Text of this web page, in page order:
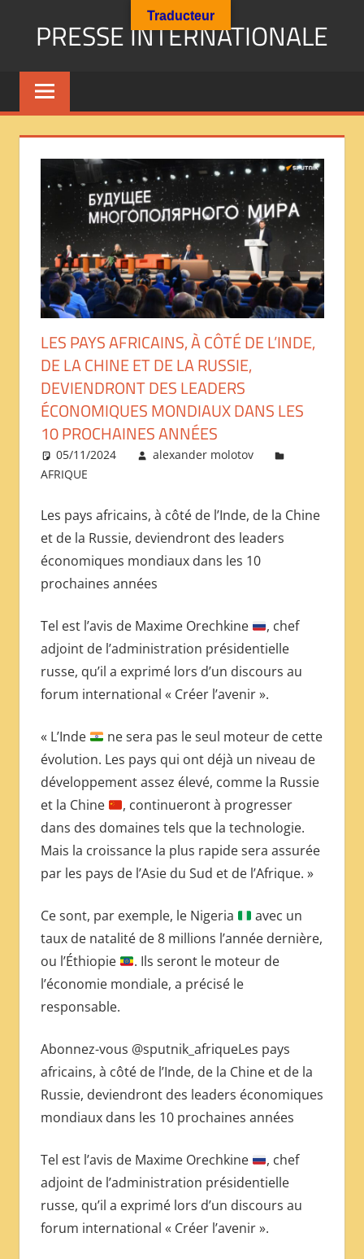
PRESSE INTERNATIONALE
Presse
Internationale
Géopolitique
Immigration
Emploi
Economie
Géostratégie-
INTERNATIONAL
PRESS
REVIEW
——
ОБЗОР
МЕЖДУНАРОДНОЙ
ПРЕССЫ
LES PAYS AFRICAINS, À CÔTÉ DE L’INDE,
DE LA CHINE ET DE LA RUSSIE,
DEVIENDRONT DES LEADERS
ÉCONOMIQUES MONDIAUX DANS LES
10 PROCHAINES ANNÉES
05/11/2024
alexander molotov
AFRIQUE
Les pays africains, à côté de l’Inde, de la Chine
et de la Russie, deviendront des leaders
économiques mondiaux dans les 10
prochaines années
Tel est l’avis de Maxime Orechkine
, chef
adjoint de l’administration présidentielle
russe, qu’il a exprimé lors d’un discours au
forum international « Créer l’avenir ».
« L’Inde
ne sera pas le seul moteur de cette
évolution. Les pays qui ont déjà un niveau de
développement assez élevé, comme la Russie
et la Chine
, continueront à progresser
dans des domaines tels que la technologie.
Mais la croissance la plus rapide sera assurée
par les pays de l’Asie du Sud et de l’Afrique. »
Ce sont, par exemple, le Nigeria
avec un
taux de natalité de 8 millions l’année dernière,
ou l’Éthiopie
. Ils seront le moteur de
l’économie mondiale, a précisé le
responsable.
Abonnez-vous @sputnik_afriqueLes pays
africains, à côté de l’Inde, de la Chine et de la
Russie, deviendront des leaders économiques
mondiaux dans les 10 prochaines années
Tel est l’avis de Maxime Orechkine
, chef
adjoint de l’administration présidentielle
russe, qu’il a exprimé lors d’un discours au
forum international « Créer l’avenir ».
Traducteur